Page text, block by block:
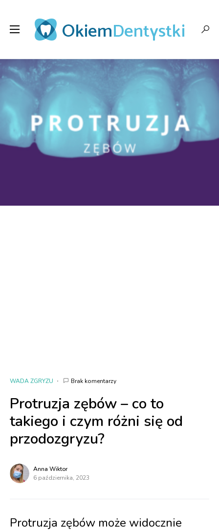
WADA ZGRYZU Brak komentarzy
Protruzja zębów – co to
takiego i czym różni się od
przodozgryzu?
Anna Wiktor
6 października, 2023
Protruzja zębów może widocznie